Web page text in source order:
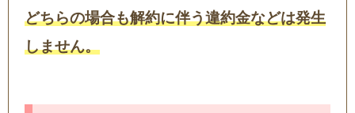
どちらの場合も解約に伴う違約金などは発生
しません。